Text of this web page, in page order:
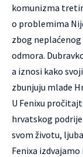
komunizma
o problemima
zbog
odmora.
a iznosi kako
zbunjuju mlade
U Fenixu
hrvatskog
svom životu,
Fenixa